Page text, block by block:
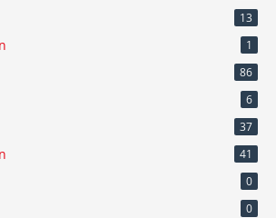
13
1
86
6
37
41
0
0